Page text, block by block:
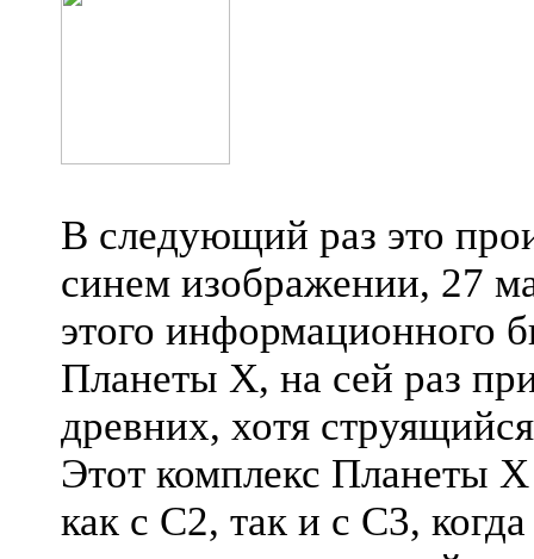
В следующий раз это
синем изображении, 27
этого информационного
Планеты X, на сей раз
древних, хотя
Этот комплекс Планеты
как с C2, так и с C3,